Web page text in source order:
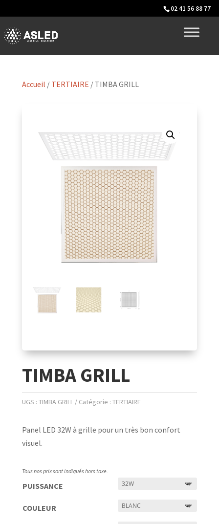
02 41 56 88 77
Accueil / TERTIAIRE / TIMBA GRILL
TIMBA GRILL
UGS : TIMBA GRILL Catégorie : TERTIAIRE
Panel LED 32W à grille pour un très bon confort
visuel.
Tous nos prix sont indiqués hors taxe.
PUISSANCE
COULEUR